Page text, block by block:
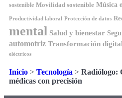
sostenible Movilidad sostenible Música
Productividad laboral Protección de datos
mental Salud y bienestar
automotriz Transformación digital
eléctricos
Inicio > Tecnología > Radiólogo:
médicas con precisión